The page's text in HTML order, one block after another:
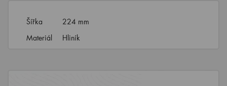
Šířka
224 mm
Materiál
Hliník